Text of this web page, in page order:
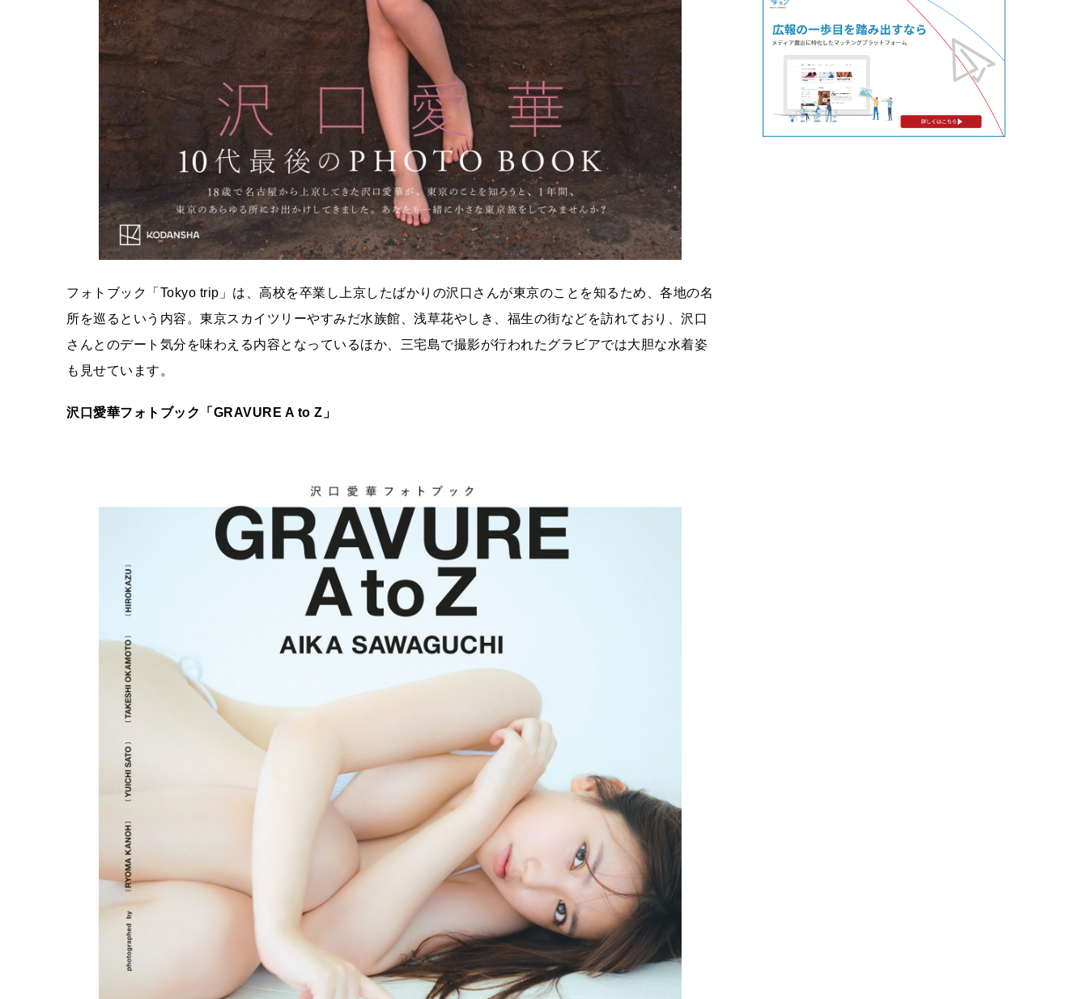
フォトブック「Tokyo trip」は、高校を卒業し上京したばかりの沢口さんが東京のことを知るため、各地の名
所を巡るという内容。東京スカイツリーやすみだ水族館、浅草花やしき、福生の街などを訪れており、沢口
さんとのデート気分を味わえる内容となっているほか、三宅島で撮影が行われたグラビアでは大胆な水着姿
も見せています。
沢口愛華フォトブック「GRAVURE A to Z 」